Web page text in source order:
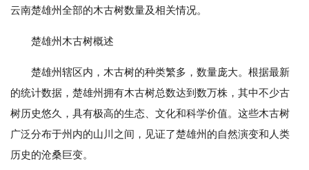
云南楚雄州全部的木古树数量及相关情况。
楚雄州木古树概述
楚雄州辖区内，木古树的种类繁多，数量庞大。根据最新
的统计数据，楚雄州拥有木古树总数达到数万株，其中不少古
树历史悠久，具有极高的生态、文化和科学价值。这些木古树
广泛分布于州内的山川之间，见证了楚雄州的自然演变和人类
历史的沧桑巨变。